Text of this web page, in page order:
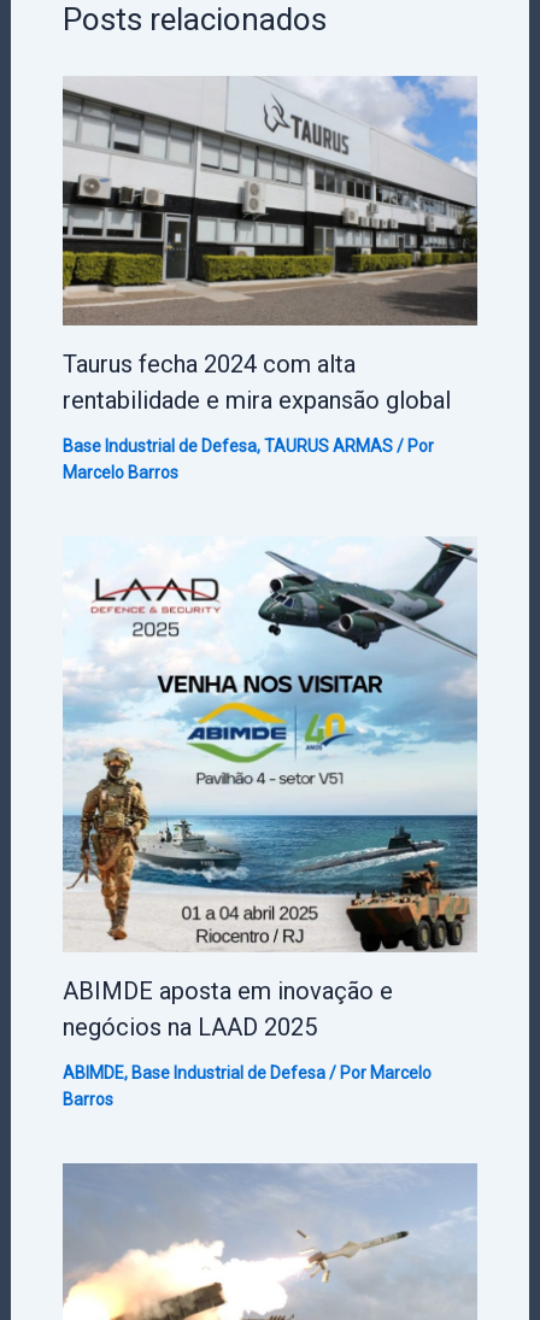
Posts relacionados
Taurus fecha 2024 com alta
rentabilidade e mira expansão global
Base Industrial de Defesa,TAURUS ARMAS/ Por
Marcelo Barros
ABIMDE aposta em inovação e
negócios na LAAD 2025
ABIMDE, Base Industrial de Defesa/ Por Marcelo
Barros